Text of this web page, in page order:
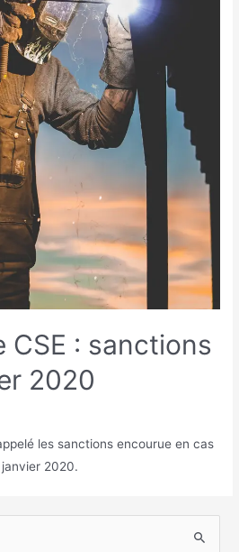
CSE : sanctions
2020
les sanctions encourue en cas
janvier 2020.